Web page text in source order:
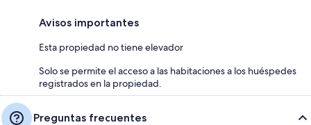
Avisos importantes
Esta propiedad no tiene elevador
Solo se permite el acceso a las habitaciones a los huéspedes
registrados en la propiedad.
Preguntas frecuentes